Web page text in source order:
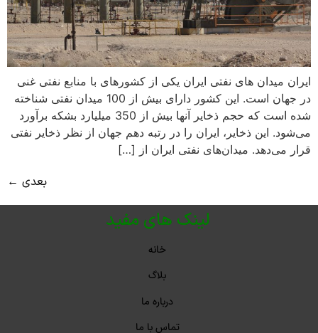
ایران میدان های نفتی ایران یکی از کشورهای با منابع نفتی غنی
در جهان است. این کشور دارای بیش از 100 میدان نفتی شناخته
شده است که حجم ذخایر آنها بیش از 350 میلیارد بشکه برآورد
می‌شود. این ذخایر، ایران را در رتبه دهم جهان از نظر ذخایر نفتی
قرار می‌دهد. میدان‌های نفتی ایران از […]
بعدی ←
لینک های مفید
خانه
بلاگ
درباره ما
تماس با ما